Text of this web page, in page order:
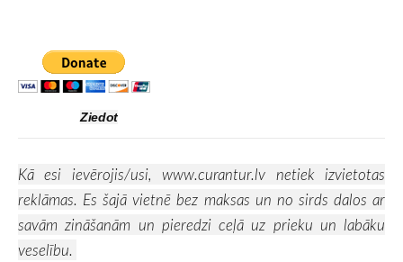
Ziedot
Kā esi ievērojis/usi, www.curantur.lv netiek izvietotas
reklāmas. Es šajā vietnē bez maksas un no sirds dalos ar
savām zināšanām un pieredzi ceļā uz prieku un labāku
veselību.